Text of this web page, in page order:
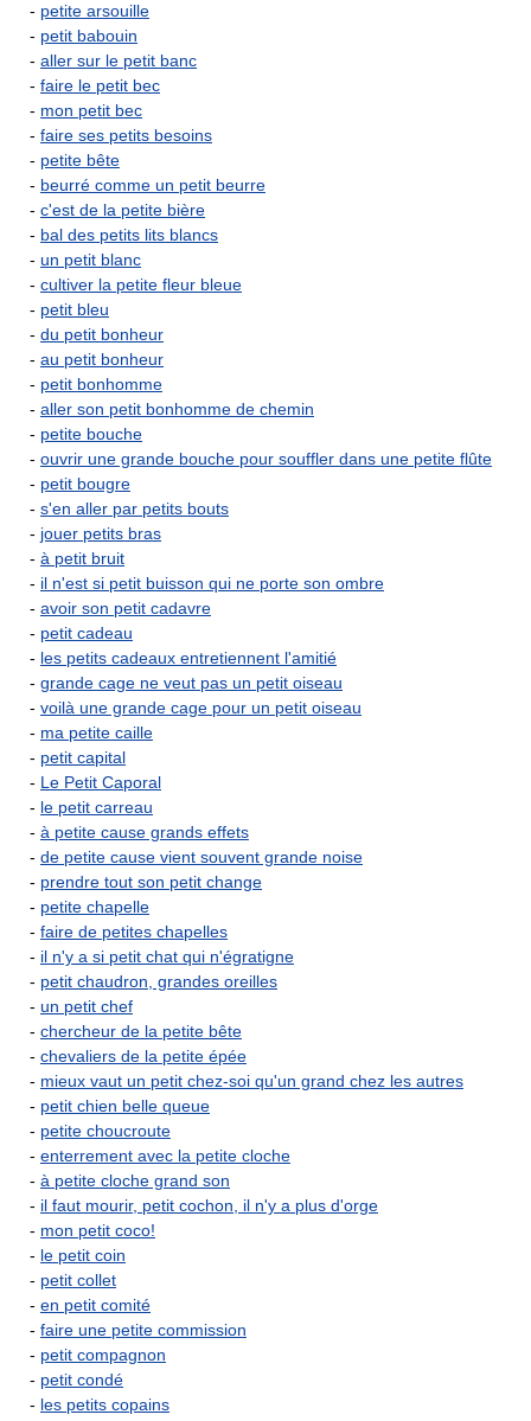
- petite arsouille
- petit babouin
- aller sur le petit banc
- faire le petit bec
- mon petit bec
- faire ses petits besoins
- petite bête
- beurré comme un petit beurre
- c'est de la petite bière
- bal des petits lits blancs
- un petit blanc
- cultiver la petite fleur bleue
- petit bleu
- du petit bonheur
- au petit bonheur
- petit bonhomme
- aller son petit bonhomme de chemin
- petite bouche
- ouvrir une grande bouche pour souffler dans une petite flûte
- petit bougre
- s'en aller par petits bouts
- jouer petits bras
- à petit bruit
- il n'est si petit buisson qui ne porte son ombre
- avoir son petit cadavre
- petit cadeau
- les petits cadeaux entretiennent l'amitié
- grande cage ne veut pas un petit oiseau
- voilà une grande cage pour un petit oiseau
- ma petite caille
- petit capital
- Le Petit Caporal
- le petit carreau
- à petite cause grands effets
- de petite cause vient souvent grande noise
- prendre tout son petit change
- petite chapelle
- faire de petites chapelles
- il n'y a si petit chat qui n'égratigne
- petit chaudron, grandes oreilles
- un petit chef
- chercheur de la petite bête
- chevaliers de la petite épée
- mieux vaut un petit chez-soi qu'un grand chez les autres
- petit chien belle queue
- petite choucroute
- enterrement avec la petite cloche
- à petite cloche grand son
- il faut mourir, petit cochon, il n'y a plus d'orge
- mon petit coco!
- le petit coin
- petit collet
- en petit comité
- faire une petite commission
- petit compagnon
- petit condé
- les petits copains